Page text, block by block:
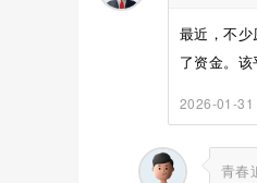
最近，不少
了资金。
2026-01-31
青春